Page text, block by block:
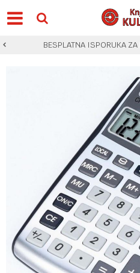
BESPLATNA ISPORUKA